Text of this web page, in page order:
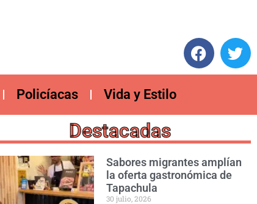
Policíacas Vida y Estilo
Destacadas
Sabores migrantes amplían
la oferta gastronómica de
Tapachula
30 julio, 2026